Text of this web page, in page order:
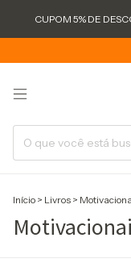
CUPOM 5% DE
FRETE
Início > Livros >